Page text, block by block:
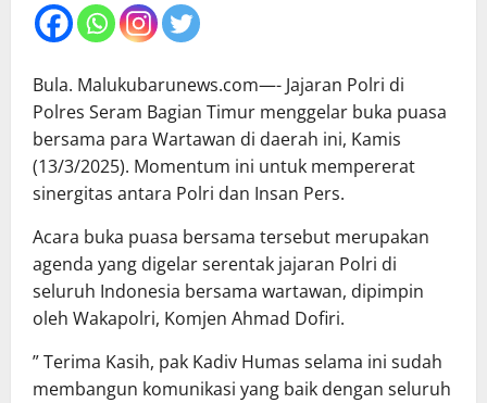
Bula. Malukubarunews.com—- Jajaran Polri di
Polres Seram Bagian Timur menggelar buka puasa
bersama para Wartawan di daerah ini, Kamis
(13/3/2025). Momentum ini untuk mempererat
sinergitas antara Polri dan Insan Pers.
Acara buka puasa bersama tersebut merupakan
agenda yang digelar serentak jajaran Polri di
seluruh Indonesia bersama wartawan, dipimpin
oleh Wakapolri, Komjen Ahmad Dofiri.
” Terima Kasih, pak Kadiv Humas selama ini sudah
membangun komunikasi yang baik dengan seluruh